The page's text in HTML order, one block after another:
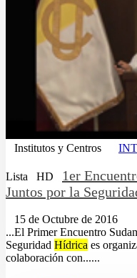
Institutos y Centros
Lista HD
1er
Juntos por la
15 de Octubre de 2016
...El Primer Encuentro
Seguridad Hídrica es
colaboración con......